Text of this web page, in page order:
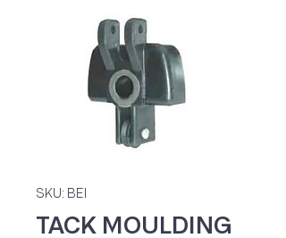
SKU: BEI
TACK MOULDING